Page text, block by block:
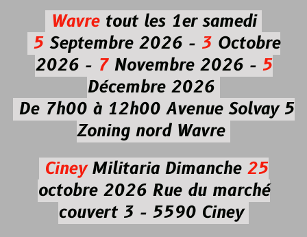
Wavretout les 1er samedi
5Septembre 2026 - 3Octobre
2026 -7Novembre 2026 - 5
Décembre 2026
De 7h00 à 12h00 Avenue Solvay 5
Zoning nord Wavre
CineyMilitaria Dimanche 25
octobre 2026Rue du marché
couvert 3 - 5590 Ciney